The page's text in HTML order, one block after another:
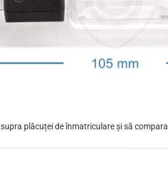
plăcuței de înmatriculare și să